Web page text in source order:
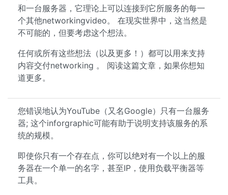
和一台服务器，它理论上可以连接到它所服务的每一
个其他networkingvideo。 在现实世界中，这当然是
不可能的，但要考虑这个想法。
任何或所有这些想法（以及更多！）都可以用来支持
内容交付networking 。 阅读这篇文章，如果你想知
道更多。
您错误地认为YouTube（又名Google）只有一台服务
器; 这个inforgraphic可能有助于说明支持该服务的系
统的规模。
即使你只有一个存在点，你可以绝对有一个以上的服
务器在一个单一的名字，甚至IP，使用负载平衡器等
工具。